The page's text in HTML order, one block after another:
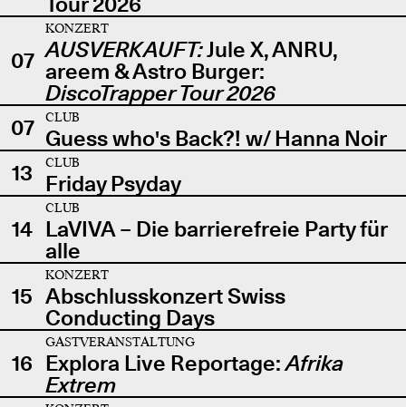
07
KONZERT
AUSVERKAUFT:Jule X, ANRU,
areem & Astro Burger:
DiscoTrapper Tour 2026
07
CLUB
Guess who's Back?! w/ Hanna Noir
13
CLUB
Friday Psyday
14
CLUB
LaVIVA – Die barrierefreie Party für
alle
15
KONZERT
Abschlusskonzert Swiss
Conducting Days
16
GASTVERANSTALTUNG
Explora Live Reportage:Afrika
Extrem